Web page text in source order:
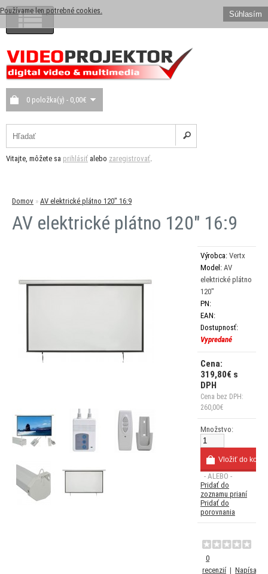
0 položka(y) - 0,00€
Vitajte, môžete sa prihlásiť alebo zaregistrovať.
Súhlasím
Používame len potrebné cookies.
Domov » AV elektrické plátno 120" 16:9
AV elektrické plátno 120" 16:9
Výrobca: Vertx
Model: AV
elektrické plátno
120"
PN:
EAN:
Dostupnosť:
Vypredané
Cena:
319,80€ s
DPH
Cena bez DPH:
260,00€
Množstvo:
- ALEBO -
Pridať do
zoznamu prianí
Pridať do
porovnania
0
recenzií | Napísať